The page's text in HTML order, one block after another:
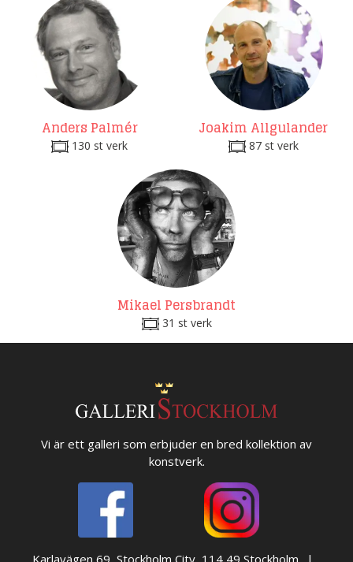
Anders Palmér
130 st verk
Joakim Allgulander
87 st verk
Mikael Persbrandt
31 st verk
Vi är ett galleri som erbjuder en bred kollektion av
konstverk.
Karlavägen 69, Stockholm City, 114 49 Stockholm